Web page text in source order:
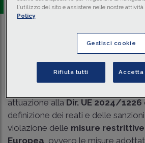
Ascolta la
2 min.
Lo scopo della proposta di legge
attuazione alla Dir. UE 2024/1226
definizione dei reati e delle
violazione delle misure
Europea , ovvero le misure
l'utilizzo del sito e assistere nelle nostre attività
Policy
Gestisci cookie
Rifiuta tutti